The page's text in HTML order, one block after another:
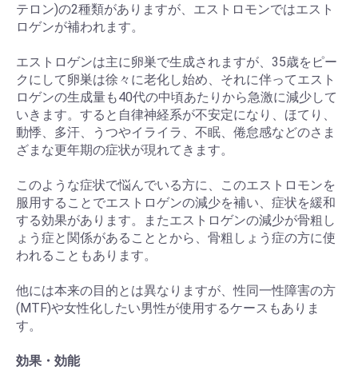
テロン)の2種類がありますが、エストロモンではエスト
ロゲンが補われます。
エストロゲンは主に卵巣で生成されますが、35歳をピー
クにして卵巣は徐々に老化し始め、それに伴ってエスト
ロゲンの生成量も40代の中頃あたりから急激に減少して
いきます。すると自律神経系が不安定になり、ほてり、
動悸、多汗、うつやイライラ、不眠、倦怠感などのさま
ざまな更年期の症状が現れてきます。
このような症状で悩んでいる方に、このエストロモンを
服用することでエストロゲンの減少を補い、症状を緩和
する効果があります。またエストロゲンの減少が骨粗し
ょう症と関係があることとから、骨粗しょう症の方に使
われることもあります。
他には本来の目的とは異なりますが、性同一性障害の方
(MTF)や女性化したい男性が使用するケースもありま
す。
効果・効能